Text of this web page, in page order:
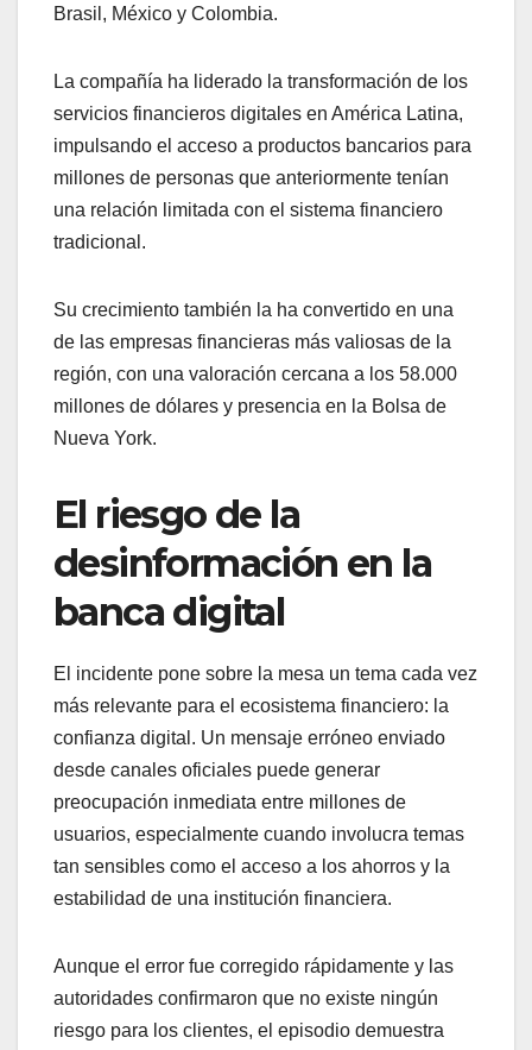
Brasil, México y Colombia.
La compañía ha liderado la transformación de los
servicios financieros digitales en América Latina,
impulsando el acceso a productos bancarios para
millones de personas que anteriormente tenían
una relación limitada con el sistema financiero
tradicional.
Su crecimiento también la ha convertido en una
de las empresas financieras más valiosas de la
región, con una valoración cercana a los 58.000
millones de dólares y presencia en la Bolsa de
Nueva York.
El riesgo de la
desinformación en la
banca digital
El incidente pone sobre la mesa un tema cada vez
más relevante para el ecosistema financiero: la
confianza digital. Un mensaje erróneo enviado
desde canales oficiales puede generar
preocupación inmediata entre millones de
usuarios, especialmente cuando involucra temas
tan sensibles como el acceso a los ahorros y la
estabilidad de una institución financiera.
Aunque el error fue corregido rápidamente y las
autoridades confirmaron que no existe ningún
riesgo para los clientes, el episodio demuestra